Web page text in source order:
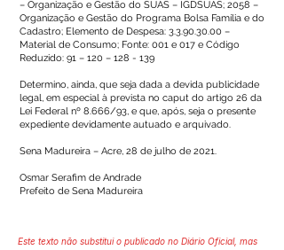
– Organização e Gestão do SUAS – IGDSUAS; 2058 –
Organização e Gestão do Programa Bolsa Família e do
Cadastro; Elemento de Despesa: 3.3.90.30.00 –
Material de Consumo; Fonte: 001 e 017 e Código
Reduzido: 91 – 120 – 128 - 139
Determino, ainda, que seja dada a devida publicidade
legal, em especial à prevista no caput do artigo 26 da
Lei Federal nº 8.666/93, e que, após, seja o presente
expediente devidamente autuado e arquivado.
Sena Madureira – Acre, 28 de julho de 2021.
Osmar Serafim de Andrade
Prefeito de Sena Madureira
Este texto não substitui o publicado no Diário Oficial, mas